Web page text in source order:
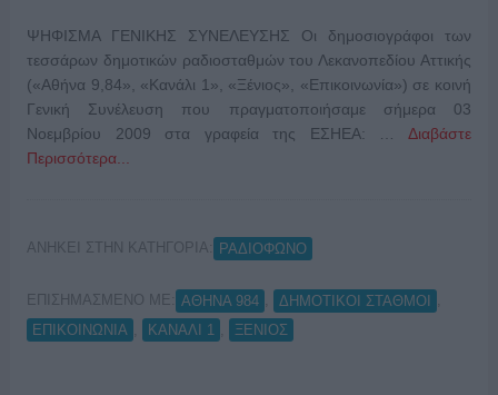
ΨΗΦΙΣΜΑ ΓΕΝΙΚΗΣ ΣΥΝΕΛΕΥΣΗΣ Οι δημοσιογράφοι των
τεσσάρων δημοτικών ραδιοσταθμών του Λεκανοπεδίου Αττικής
(«Αθήνα 9,84», «Κανάλι 1», «Ξένιος», «Επικοινωνία») σε κοινή
Γενική Συνέλευση που πραγματοποιήσαμε σήμερα 03
Νοεμβρίου 2009 στα γραφεία της ΕΣΗΕΑ: …Διαβάστε
Περισσότερα...
ΑΝΗΚΕΙ ΣΤΗΝ ΚΑΤΗΓΟΡΙΑ: ΡΑΔΙΟΦΩΝΟ
ΕΠΙΣΗΜΑΣΜΕΝΟ ΜΕ: ΑΘΗΝΑ 984 ΔΗΜΟΤΙΚΟΙ ΣΤΑΘΜΟΙ
ΕΠΙΚΟΙΝΩΝΙΑ
ΚΑΝΑΛΙ 1 ΞΕΝΙΟΣ